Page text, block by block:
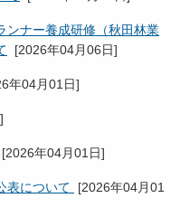
ナー養成研修（秋田林業
[2026年04月06日]
年04月01日]
]
[2026年04月01日]
表について [2026年04月01